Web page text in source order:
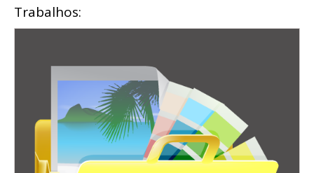
Trabalhos: